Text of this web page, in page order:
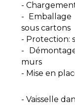
-
-
sous cartons
- Protection:
-
murs
- Mise en
- Vaisselle